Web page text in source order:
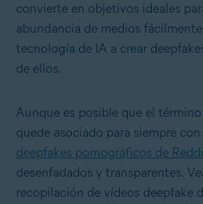
convierte en objetivos ideales
abundancia de medios
tecnología de IA a crear
de ellos.
Aunque es posible que el término
quede asociado para siempre con
deepfakes pornográficos de
desenfadados y transparentes.
recopilación de vídeos deepfake